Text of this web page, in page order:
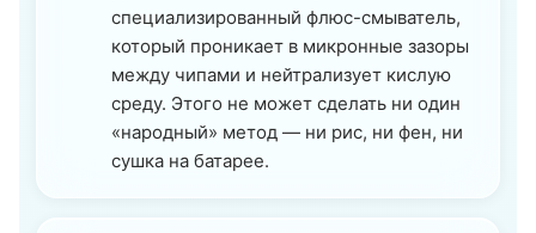
специализированный флюс-смыватель,
который проникает в микронные зазоры
между чипами и нейтрализует кислую
среду. Этого не может сделать ни один
«народный» метод — ни рис, ни фен, ни
сушка на батарее.